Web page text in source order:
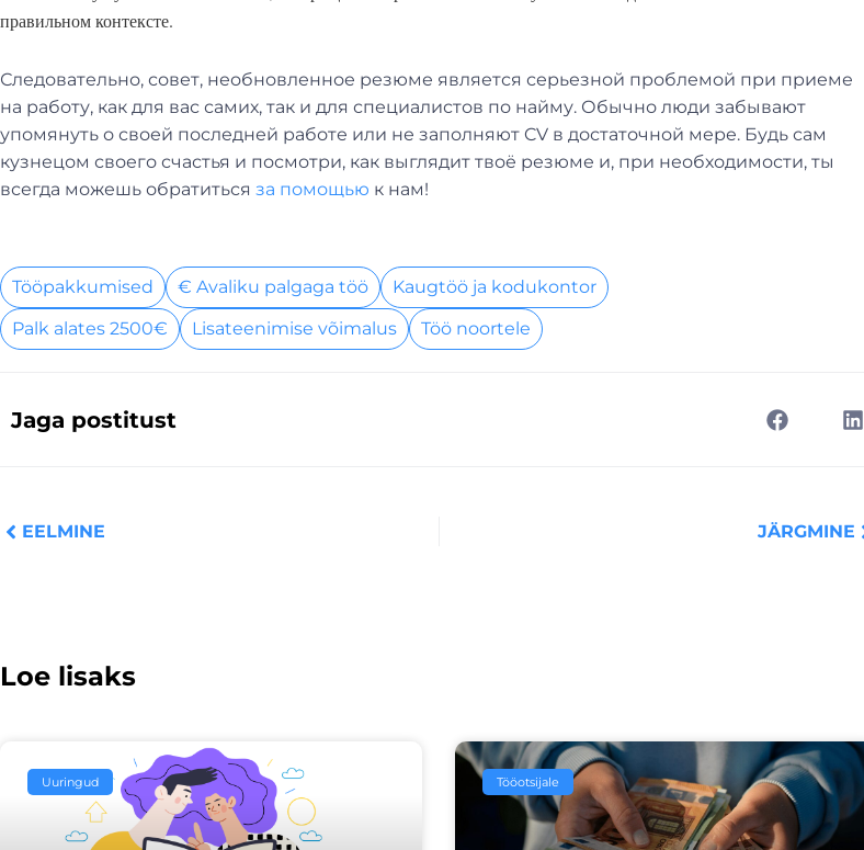
правильном контексте.
Следовательно, совет, необновленное резюме является серьезной проблемой при приеме
на работу, как для вас самих, так и для специалистов по найму. Обычно люди забывают
упомянуть о своей последней работе или не заполняют CV в достаточной мере. Будь сам
кузнецом своего счастья и посмотри, как выглядит твоё резюме и, при необходимости, ты
всегда можешь обратиться за помощью к нам!
Tööpakkumised € Avaliku palgaga töö
Kaugtöö ja kodukontor
Palk alates 2500€
Lisateenimise võimalus Töö noortele
Jaga postitust
EELMINE JÄRGMINE
Loe lisaks
Uuringud Tööotsijale